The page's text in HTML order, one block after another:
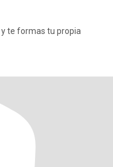
te formas tu propia